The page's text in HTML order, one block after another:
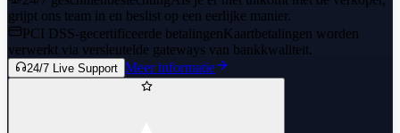
grijpt ons team in en beslist op een eerlijke manier.
PCI DSS-gecertificeerde betalingenKaartbetalingen worden
verwerkt via versleutelde gateways van bankkwaliteit.
24/7 Live Support Meer informatie